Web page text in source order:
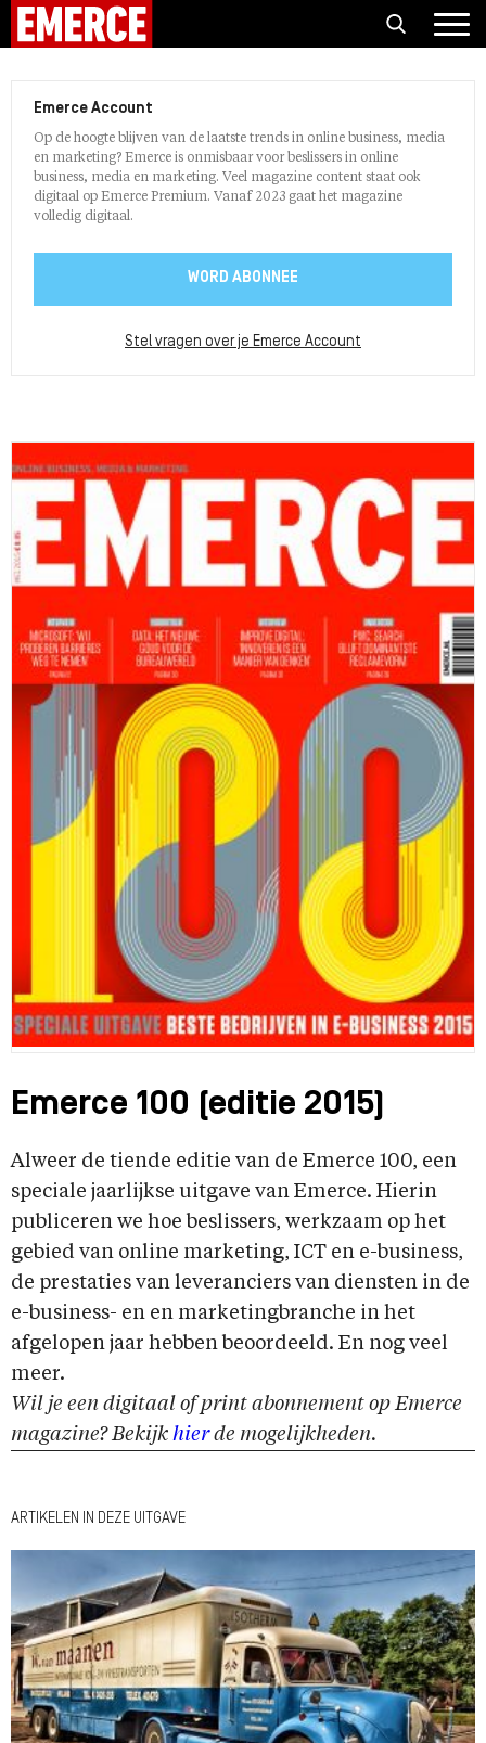
Emerce Account
Op de hoogte blijven van de laatste trends in online business, media
en marketing? Emerce is onmisbaar voor beslissers in online
business, media en marketing. Veel magazine content staat ook
digitaal op Emerce Premium. Vanaf 2023 gaat het magazine
volledig digitaal.
WORD ABONNEE
Stel vragen over je Emerce Account
Emerce 100 (editie 2015)
Alweer de tiende editie van de Emerce 100, een
speciale jaarlijkse uitgave van Emerce. Hierin
publiceren we hoe beslissers, werkzaam op het
gebied van online marketing, ICT en e-business,
de prestaties van leveranciers van diensten in de
e-business- en en marketingbranche in het
afgelopen jaar hebben beoordeeld. En nog veel
meer.
Wil je een digitaal of print abonnement op Emerce
magazine? Bekijk hierde mogelijkheden.
ARTIKELEN IN DEZE UITGAVE